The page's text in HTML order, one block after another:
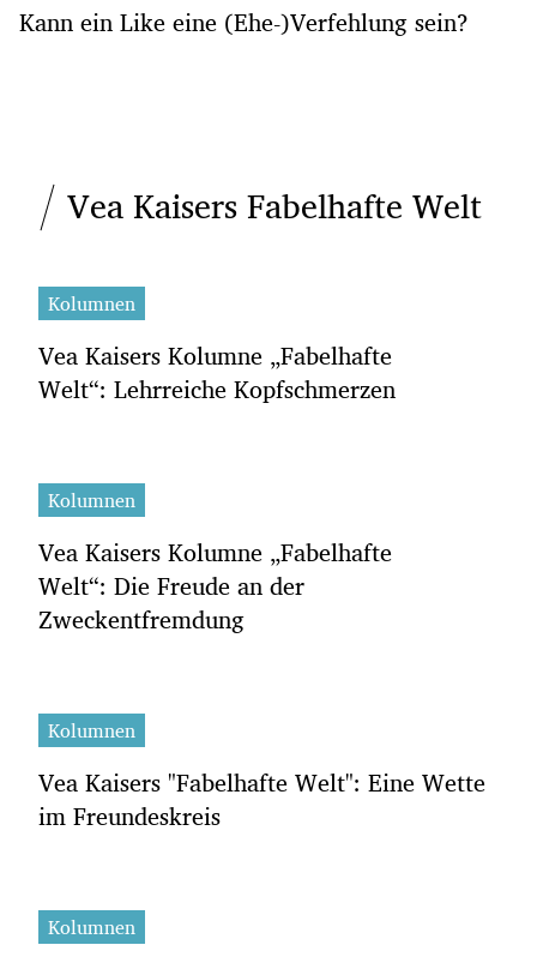
Kann ein Like eine (Ehe-)Verfehlung sein?
Vea Kaisers Fabelhafte Welt
Kolumnen
Vea Kaisers Kolumne „Fabelhafte
Welt“: Lehrreiche Kopfschmerzen
Kolumnen
Vea Kaisers Kolumne „Fabelhafte
Welt“: Die Freude an der
Zweckentfremdung
Kolumnen
Vea Kaisers "Fabelhafte Welt": Eine Wette
im Freundeskreis
Kolumnen